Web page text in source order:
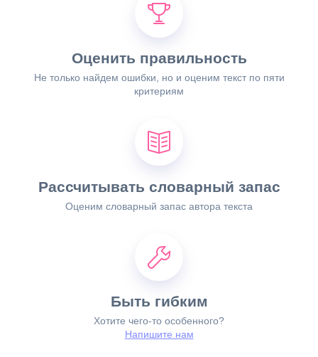
Оценить правильность
Не только найдем ошибки, но и оценим текст по пяти
критериям
Рассчитывать словарный запас
Оценим словарный запас автора текста
Быть гибким
Хотите чего-то особенного?
Напишите нaм